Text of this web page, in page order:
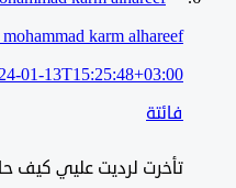
DR mohammad karm alhareef
2024-01-13T15:25:48+03:00
تأخرت لرديت عليي كيف حالتو